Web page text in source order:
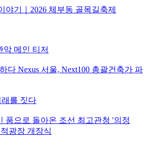
야기｜2026 체부동 골목길축제
악 메인 티저
다 Nexus 서울, Next100 총괄건축가 파
를 짓다
품으로 돌아온 조선 최고관청 '의정
광장 개장식